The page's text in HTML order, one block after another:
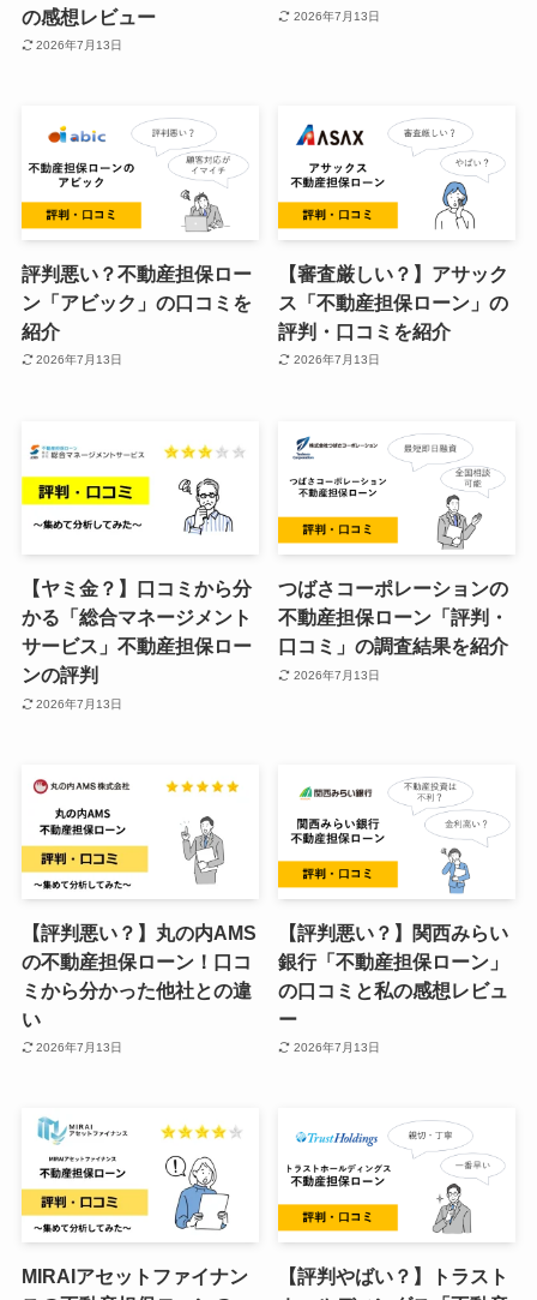
の感想レビュー
2026年7月13日
2026年7月13日
評判悪い？不動産担保ロー
ン「アビック」の口コミを
紹介
2026年7月13日
【審査厳しい？】アサック
ス「不動産担保ローン」の
評判・口コミを紹介
2026年7月13日
【ヤミ金？】口コミから分
かる「総合マネージメント
サービス」不動産担保ロー
ンの評判
2026年7月13日
つばさコーポレーションの
不動産担保ローン「評判・
口コミ」の調査結果を紹介
2026年7月13日
【評判悪い？】丸の内AMS
の不動産担保ローン！口コ
ミから分かった他社との違
い
2026年7月13日
【評判悪い？】関西みらい
銀行「不動産担保ローン」
の口コミと私の感想レビュ
ー
2026年7月13日
MIRAIアセットファイナン
【評判やばい？】トラスト